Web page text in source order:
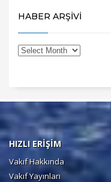
HABER ARŞİVİ
HIZLI ERİŞİM
Vakıf Hakkında
Vakıf Yayınları